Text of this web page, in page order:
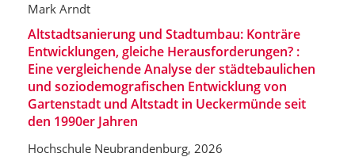
Mark Arndt
Altstadtsanierung und Stadtumbau: Konträre
Entwicklungen, gleiche Herausforderungen? :
Eine vergleichende Analyse der städtebaulichen
und soziodemografischen Entwicklung von
Gartenstadt und Altstadt in Ueckermünde seit
den 1990er Jahren
Hochschule Neubrandenburg, 2026